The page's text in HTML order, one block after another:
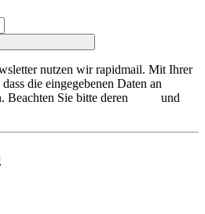
nutzen wir rapidmail. Mit Ihrer
die eingegebenen Daten an
Beachten Sie bitte deren
und